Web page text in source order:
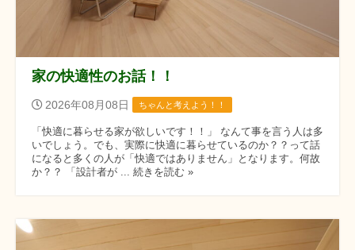
家の快適性のお話！！
2026年08月08日 ちゃんと考えよう！！
「快適に暮らせる家が欲しいです！！」 なんて事を言う人は多
いでしょう。でも、実際に快適に暮らせているのか？？って話
になると多くの人が「快適ではありません」となります。何故
か？？ 「設計者が ... 続きを読む »